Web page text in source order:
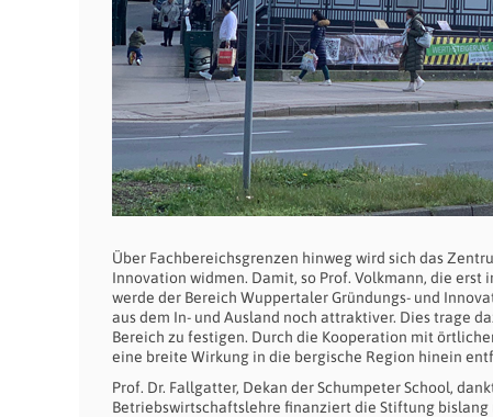
Über Fachbereichsgrenzen hinweg wird sich das
Innovation widmen. Damit, so Prof. Volkmann, die erst
werde der Bereich Wuppertaler Gründungs- und
aus dem In- und Ausland noch attraktiver. Dies trage
Bereich zu festigen. Durch die Kooperation mit
eine breite Wirkung in die bergische Region hinein
Prof. Dr. Fallgatter, Dekan der Schumpeter School,
Betriebswirtschaftslehre finanziert die Stiftung